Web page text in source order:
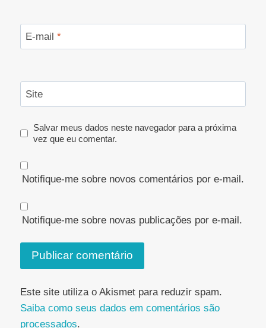
E-mail *
Site
Salvar meus dados neste navegador para a próxima
vez que eu comentar.
Notifique-me sobre novos comentários por e-mail.
Notifique-me sobre novas publicações por e-mail.
Este site utiliza o Akismet para reduzir spam.
Saiba como seus dados em comentários são
processados.